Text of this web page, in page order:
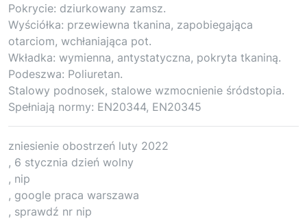
Pokrycie: dziurkowany zamsz.
Wyściółka: przewiewna tkanina, zapobiegająca
otarciom, wchłaniająca pot.
Wkładka: wymienna, antystatyczna, pokryta tkaniną.
Podeszwa: Poliuretan.
Stalowy podnosek, stalowe wzmocnienie śródstopia.
Spełniają normy: EN20344, EN20345
zniesienie obostrzeń luty 2022
, 6 stycznia dzień wolny
, nip
, google praca warszawa
, sprawdź nr nip